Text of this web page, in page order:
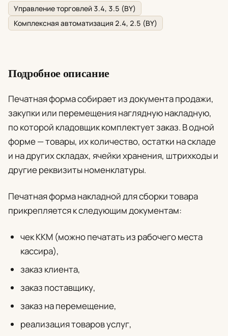
Управление торговлей 3.4, 3.5 (BY)
Комплексная автоматизация 2.4, 2.5 (BY)
Подробное описание
Печатная форма собирает из документа продажи,
закупки или перемещения наглядную накладную,
по которой кладовщик комплектует заказ. В одной
форме — товары, их количество, остатки на складе
и на других складах, ячейки хранения, штрихкоды и
другие реквизиты номенклатуры.
Печатная форма накладной для сборки товара
прикрепляется к следующим документам:
чек ККМ (можно печатать из рабочего места
кассира),
заказ клиента,
заказ поставщику,
заказ на перемещение,
реализация товаров услуг,